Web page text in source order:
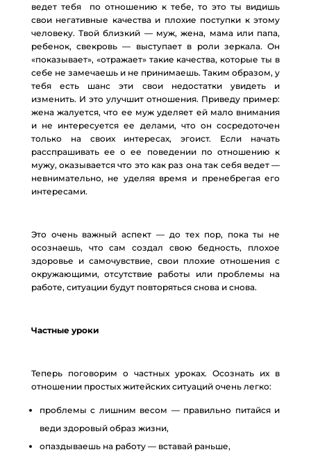
ведет тебя по отношению к тебе, то это ты видишь
свои негативные качества и плохие поступки к этому
человеку. Твой близкий — муж, жена, мама или папа,
ребенок, свекровь — выступает в роли зеркала. Он
«показывает», «отражает» такие качества, которые ты в
себе не замечаешь и не принимаешь. Таким образом, у
тебя есть шанс эти свои недостатки увидеть и
изменить. И это улучшит отношения. Приведу пример:
жена жалуется, что ее муж уделяет ей мало внимания
и не интересуется ее делами, что он сосредоточен
только на своих интересах, эгоист. Если начать
расспрашивать ее о ее поведении по отношению к
мужу, оказывается что это как раз она так себя ведет —
невнимательно, не уделяя время и пренебрегая его
интересами.
Это очень важный аспект — до тех пор, пока ты не
осознаешь, что сам создал свою бедность, плохое
здоровье и самочувствие, свои плохие отношения с
окружающими, отсутствие работы или проблемы на
работе, ситуации будут повторяться снова и снова.
Частные уроки
Теперь поговорим о частных уроках. Осознать их в
отношении простых житейских ситуаций очень легко:
проблемы с лишним весом — правильно питайся и
веди здоровый образ жизни,
опаздываешь на работу — вставай раньше,